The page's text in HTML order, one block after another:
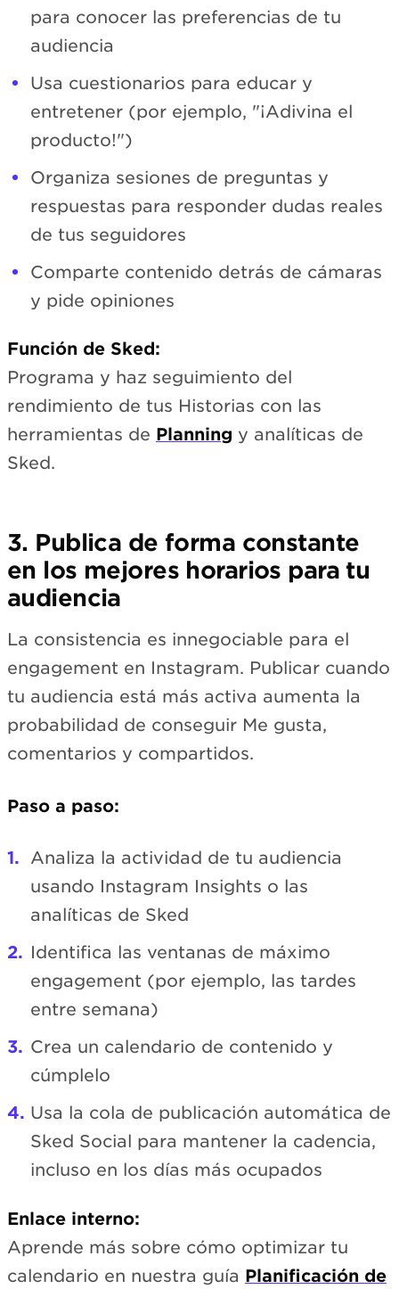
para conocer las preferencias de tu
audiencia
Usa cuestionarios para educar y
entretener (por ejemplo, "¡Adivina el
producto!")
Organiza sesiones de preguntas y
respuestas para responder dudas reales
de tus seguidores
Comparte contenido detrás de cámaras
y pide opiniones
Función de Sked:
Programa y haz seguimiento del
rendimiento de tus Historias con las
herramientas de Planning y analíticas de
Sked.
3. Publica de forma constante
en los mejores horarios para tu
audiencia
La consistencia es innegociable para el
engagement en Instagram. Publicar cuando
tu audiencia está más activa aumenta la
probabilidad de conseguir Me gusta,
comentarios y compartidos.
Paso a paso:
Analiza la actividad de tu audiencia
usando Instagram Insights o las
analíticas de Sked
Identifica las ventanas de máximo
engagement (por ejemplo, las tardes
entre semana)
Crea un calendario de contenido y
cúmplelo
Usa la cola de publicación automática de
Sked Social para mantener la cadencia,
incluso en los días más ocupados
Enlace interno:
Aprende más sobre cómo optimizar tu
calendario en nuestra guía Planificación de